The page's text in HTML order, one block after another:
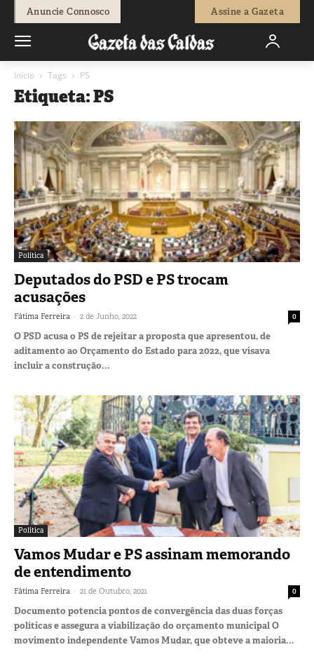
Anuncie Connosco Assine a Gazeta
Início Tags PS
Etiqueta: PS
Política
Deputados do PSD e PS trocam
acusações
Fátima Ferreira - 2 de Junho, 2022 0
O PSD acusa o PS de rejeitar a proposta que apresentou, de
aditamento ao Orçamento do Estado para 2022, que visava
incluir a construção...
Política
Vamos Mudar e PS assinam memorando
de entendimento
Fátima Ferreira - 21 de Outubro, 2021 0
Documento potencia pontos de convergência das duas forças
políticas e assegura a viabilização do orçamento municipal O
movimento independente Vamos Mudar, que obteve a maioria...